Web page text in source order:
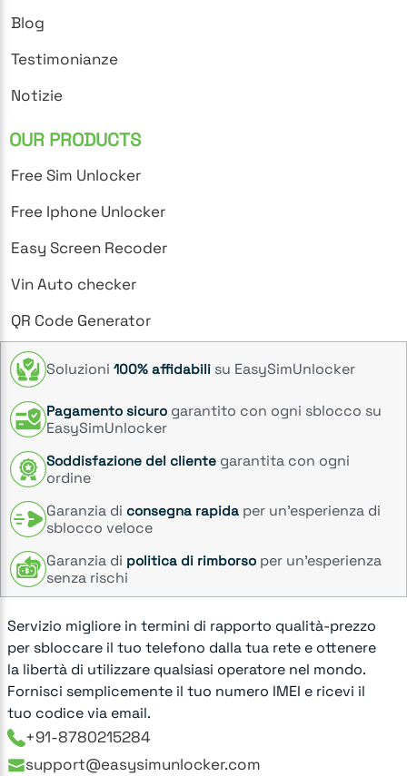
Blog
Testimonianze
Notizie
OUR PRODUCTS
Free Sim Unlocker
Free Iphone Unlocker
Easy Screen Recoder
Vin Auto checker
QR Code Generator
Soluzioni 100% affidabili su EasySimUnlocker
Pagamento sicuro garantito con ogni sblocco su
EasySimUnlocker
Soddisfazione del cliente garantita con ogni
ordine
Garanzia di consegna rapida per un’esperienza di
sblocco veloce
Garanzia di politica di rimborso per un’esperienza
senza rischi
Servizio migliore in termini di rapporto qualità-prezzo
per sbloccare il tuo telefono dalla tua rete e ottenere
la libertà di utilizzare qualsiasi operatore nel mondo.
Fornisci semplicemente il tuo numero IMEI e ricevi il
tuo codice via email.
+91-8780215284
support@easysimunlocker.com